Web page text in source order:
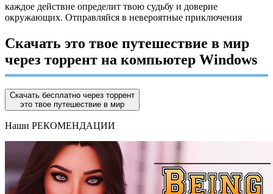
каждое действие определит твою судьбу и доверие
окружающих. Отправляйся в невероятные приключения
Скачать это твое путешествие в мир
через торрент на компьютер Windows
Скачать бесплатно через торрент
это твое путешествие в мир
Наши РЕКОМЕНДАЦИИ